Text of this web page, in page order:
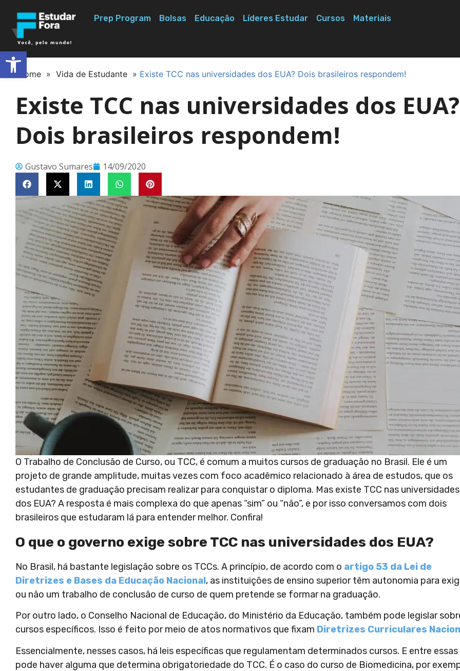
Prep Program Bolsas Educação Líderes Estudar Cursos Materiais
Home » Vida de Estudante » Existe TCC nas universidades dos EUA? Dois brasileiros respondem!
Existe TCC nas universidades dos EUA?
Dois brasileiros respondem!
Gustavo Sumares 14/09/2020
O Trabalho de Conclusão de Curso, ou TCC, é comum a muitos cursos de graduação no Brasil. Ele é um
projeto de grande amplitude, muitas vezes com foco acadêmico relacionado à área de estudos, que os
estudantes de graduação precisam realizar para conquistar o diploma. Mas existe TCC nas universidades
dos EUA? A resposta é mais complexa do que apenas “sim” ou “não”, e por isso conversamos com dois
brasileiros que estudaram lá para entender melhor. Confira!
O que o governo exige sobre TCC nas universidades dos EUA?
No Brasil, há bastante legislação sobre os TCCs. A princípio, de acordo com o artigo 53 da Lei de
Diretrizes e Bases da Educação Nacional, as instituições de ensino superior têm autonomia para
ou não um trabalho de conclusão de curso de quem pretende se formar na graduação.
Por outro lado, o Conselho Nacional de Educação, do Ministério da Educação, também pode legislar
cursos específicos. Isso é feito por meio de atos normativos que fixam Diretrizes Curriculares
Essencialmente, nesses casos, há leis específicas que regulamentam determinados cursos. E entre essas
pode haver alguma que determina obrigatoriedade do TCC. É o caso do curso de Biomedicina, por
Abrir a barra de ferramentas